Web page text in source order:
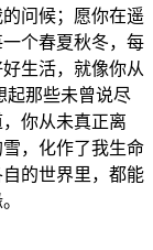
问候；愿你在遥
个春夏秋冬，每
生活，就像你从
起那些未曾说尽
你从未真正离
，化作了我生命
的世界里，都能